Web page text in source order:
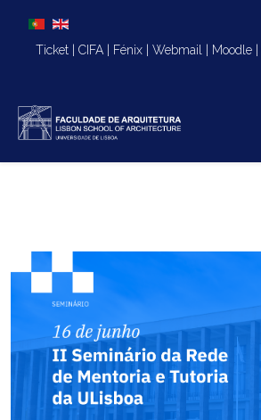
Escolha o seu idioma
Ticket CIFA Fénix Webmail Moodle